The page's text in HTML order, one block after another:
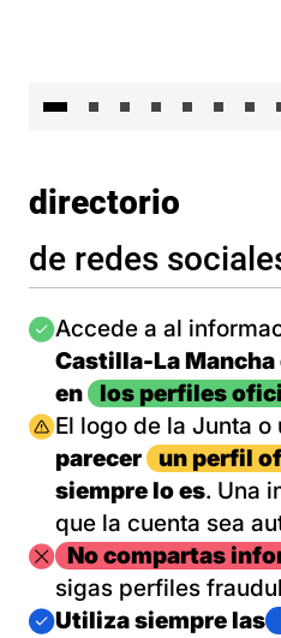
directorio
de redes
Imagen
Accede a al
Castilla-La
en
los perfiles
Imagen
El logo de la Junta o
parecer
un perfil
siempre lo es. Una
que la cuenta sea
ImagenNo compartas
sigas perfiles
Imagen
Utiliza siempre las